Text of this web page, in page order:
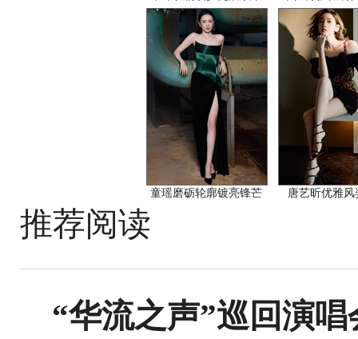
童瑶磨砺轮廓镀亮锋芒 唐艺昕优雅风
推荐阅读
“华流之声”巡回演